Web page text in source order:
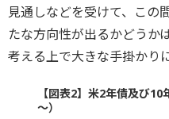
見通しなどを受けて、この
たな方向性が出るかどうか
考える上で大きな手掛かり
【図表2】米2年債及び
～）